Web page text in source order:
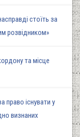
стоїть за
розвідником»
та місце
право існувати у
визнаних